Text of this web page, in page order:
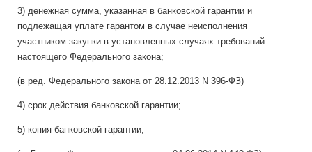
3) денежная сумма, указанная в банковской гарантии и
подлежащая уплате гарантом в случае неисполнения
участником закупки в установленных случаях требований
настоящего Федерального закона;
(в ред. Федерального закона от 28.12.2013 N 396-ФЗ)
4) срок действия банковской гарантии;
5) копия банковской гарантии;